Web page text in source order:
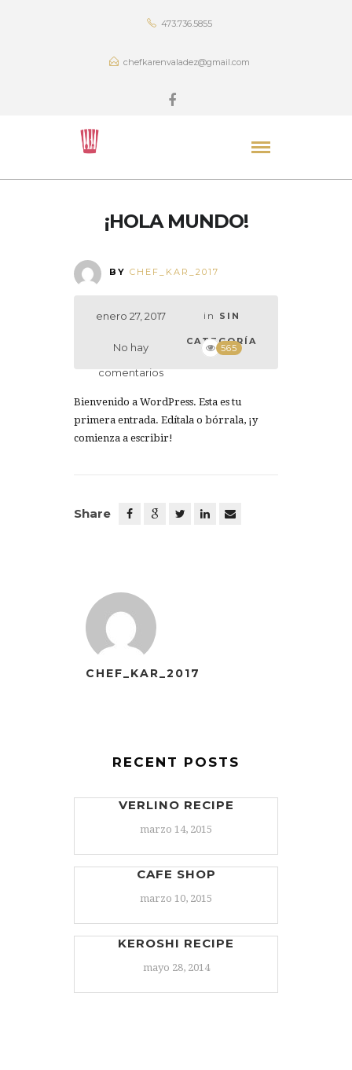
473.736.5855
chefkarenvaladez@gmail.com
¡HOLA MUNDO!
BY CHEF_KAR_2017
enero 27, 2017 in SIN
CATEGORÍA
No hay
comentarios
565
Bienvenido a WordPress. Esta es tu
primera entrada. Edítala o bórrala, ¡y
comienza a escribir!
Share
CHEF_KAR_2017
RECENT POSTS
VERLINO RECIPE
marzo 14, 2015
CAFE SHOP
marzo 10, 2015
KEROSHI RECIPE
mayo 28, 2014